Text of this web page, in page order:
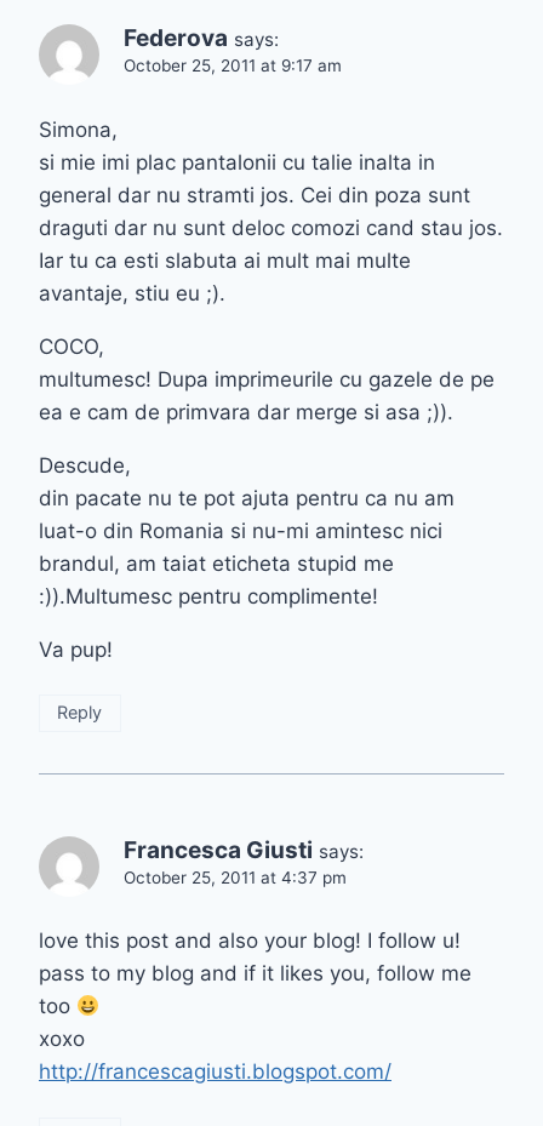
Federova says:
October 25, 2011 at 9:17 am
Simona,
si mie imi plac pantalonii cu talie inalta in
general dar nu stramti jos. Cei din poza sunt
draguti dar nu sunt deloc comozi cand stau jos.
Iar tu ca esti slabuta ai mult mai multe
avantaje, stiu eu ;).
COCO,
multumesc! Dupa imprimeurile cu gazele de pe
ea e cam de primvara dar merge si asa ;)).
Descude,
din pacate nu te pot ajuta pentru ca nu am
luat-o din Romania si nu-mi amintesc nici
brandul, am taiat eticheta stupid me
:)).Multumesc pentru complimente!
Va pup!
Reply
Francesca Giusti says:
October 25, 2011 at 4:37 pm
love this post and also your blog! I follow u!
pass to my blog and if it likes you, follow me
too
xoxo
http://francescagiusti.blogspot.com/